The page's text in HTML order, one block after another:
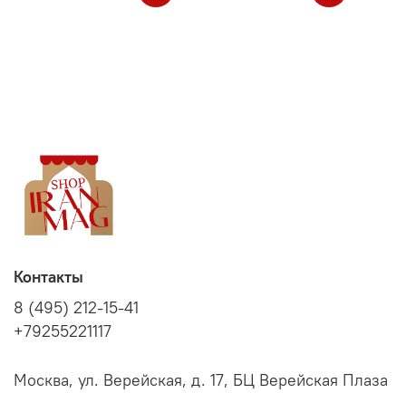
Контакты
8 (495) 212-15-41
+79255221117
Москва, ул. Верейская, д. 17, БЦ Верейская Плаза